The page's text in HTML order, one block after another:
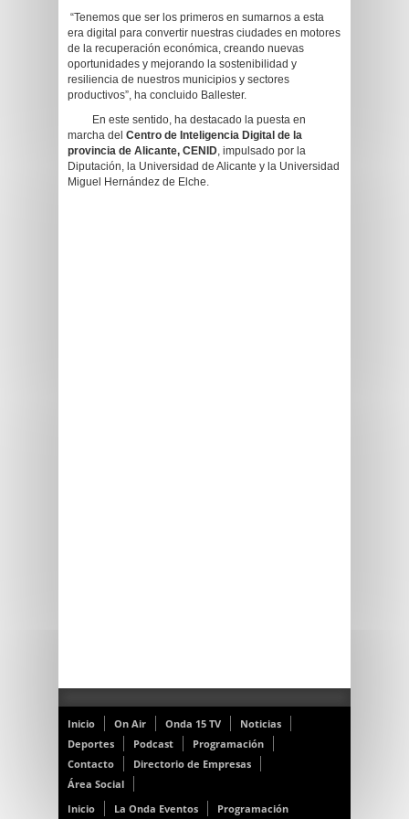
“Tenemos que ser los primeros en sumarnos a esta
era digital para convertir nuestras ciudades en motores
de la recuperación económica, creando nuevas
oportunidades y mejorando la sostenibilidad y
resiliencia de nuestros municipios y sectores
productivos”, ha concluido Ballester.
En este sentido, ha destacado la puesta en
marcha del Centro de Inteligencia Digital de la
provincia de Alicante, CENID, impulsado por la
Diputación, la Universidad de Alicante y la Universidad
Miguel Hernández de Elche.
Inicio On Air Onda 15 TV
Noticias
Deportes
Podcast
Programación
Contacto
Directorio de Empresas
Área Social
Inicio
La Onda Eventos Programación